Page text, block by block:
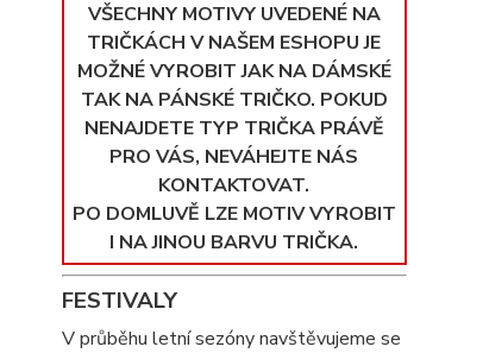
VŠECHNY MOTIVY UVEDENÉ NA
TRIČKÁCH V NAŠEM ESHOPU JE
MOŽNÉ VYROBIT JAK NA DÁMSKÉ
TAK NA PÁNSKÉ TRIČKO. POKUD
NENAJDETE TYP TRIČKA PRÁVĚ
PRO VÁS, NEVÁHEJTE NÁS
KONTAKTOVAT.
PO DOMLUVĚ LZE MOTIV VYROBIT
I NA JINOU BARVU TRIČKA.
FESTIVALY
V průběhu letní sezóny navštěvujeme se